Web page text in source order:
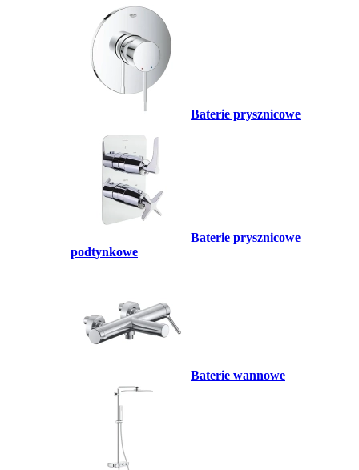
Baterie prysznicowe
Baterie prysznicowe
podtynkowe
Baterie wannowe